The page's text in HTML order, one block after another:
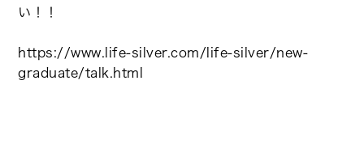
い！！
https://www.life-silver.com/life-silver/new-
graduate/talk.html